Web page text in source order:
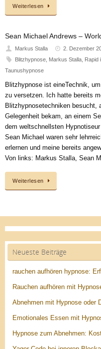
Weiterlesen
Sean Michael Andrews –
Markus Stalla 2. Dezember
Blitzhypnose, Markus Stalla, Rapid
Taunushypnose
Blitzhypnose ist eineTechnik,
zu versetzen. Ich hatte bereits
Blitzhypnosetechniken besucht,
Gelegenheit bekam, an einem
dem weltschnellsten
Sean Michael waren sehr
erlernen und meine bereits
Von links: Markus Stalla, Sean
Weiterlesen
Neueste Beiträge
rauchen aufhören hypnose:
Rauchen aufhören mit
Abnehmen mit Hypnose oder
Emotionales Essen mit
Hypnose zum Abnehmen: